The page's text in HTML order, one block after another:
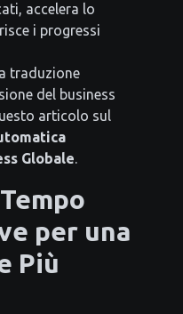
accelera lo
i progressi
traduzione
del business
articolo sul
Globale
per una
Più